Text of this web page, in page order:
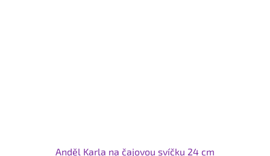
Anděl Karla na čajovou svíčku 24 cm